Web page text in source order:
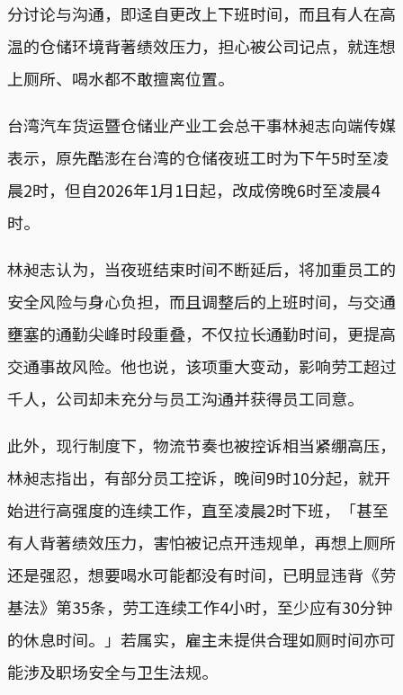
分讨论与沟通，即迳自更改上下班时间，而且有人在高
温的仓储环境背著绩效压力，担心被公司记点，就连想
上厕所、喝水都不敢擅离位置。
台湾汽车货运暨仓储业产业工会总干事林昶志向端传媒
表示，原先酷澎在台湾的仓储夜班工时为下午5时至凌
晨2时，但自2026年1月1日起，改成傍晚6时至凌晨4
时。
林昶志认为，当夜班结束时间不断延后，将加重员工的
安全风险与身心负担，而且调整后的上班时间，与交通
壅塞的通勤尖峰时段重叠，不仅拉长通勤时间，更提高
交通事故风险。他也说，该项重大变动，影响劳工超过
千人，公司却未充分与员工沟通并获得员工同意。
此外，现行制度下，物流节奏也被控诉相当紧绷高压，
林昶志指出，有部分员工控诉，晚间9时10分起，就开
始进行高强度的连续工作，直至凌晨2时下班，「甚至
有人背著绩效压力，害怕被记点开违规单，再想上厕所
还是强忍，想要喝水可能都没有时间，已明显违背《劳
基法》第35条，劳工连续工作4小时，至少应有30分钟
的休息时间。」若属实，雇主未提供合理如厕时间亦可
能涉及职场安全与卫生法规。